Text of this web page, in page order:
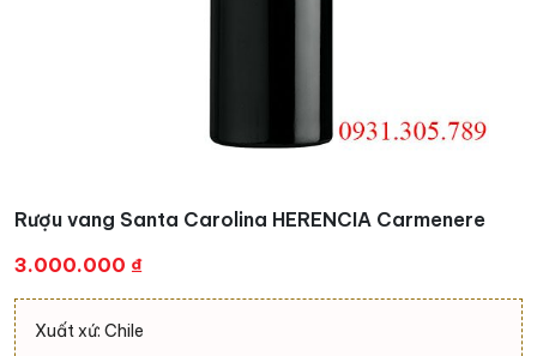
Rượu vang Santa Carolina HERENCIA Carmenere
3.000.000 ₫
Xuất xứ: Chile